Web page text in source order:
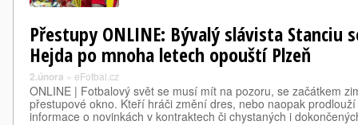
Přestupy ONLINE: Bývalý slávista Stanciu
Hejda po mnoha letech opouští Plzeň
2.února » eFotbal.cz
ONLINE | Fotbalový svět se musí mít na pozoru, se začátkem
přestupové okno. Kteří hráči změní dres, nebo naopak
informace o novinkách v kontraktech či chystaných i